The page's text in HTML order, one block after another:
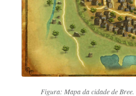
Figura: Mapa da cidade de Bree.